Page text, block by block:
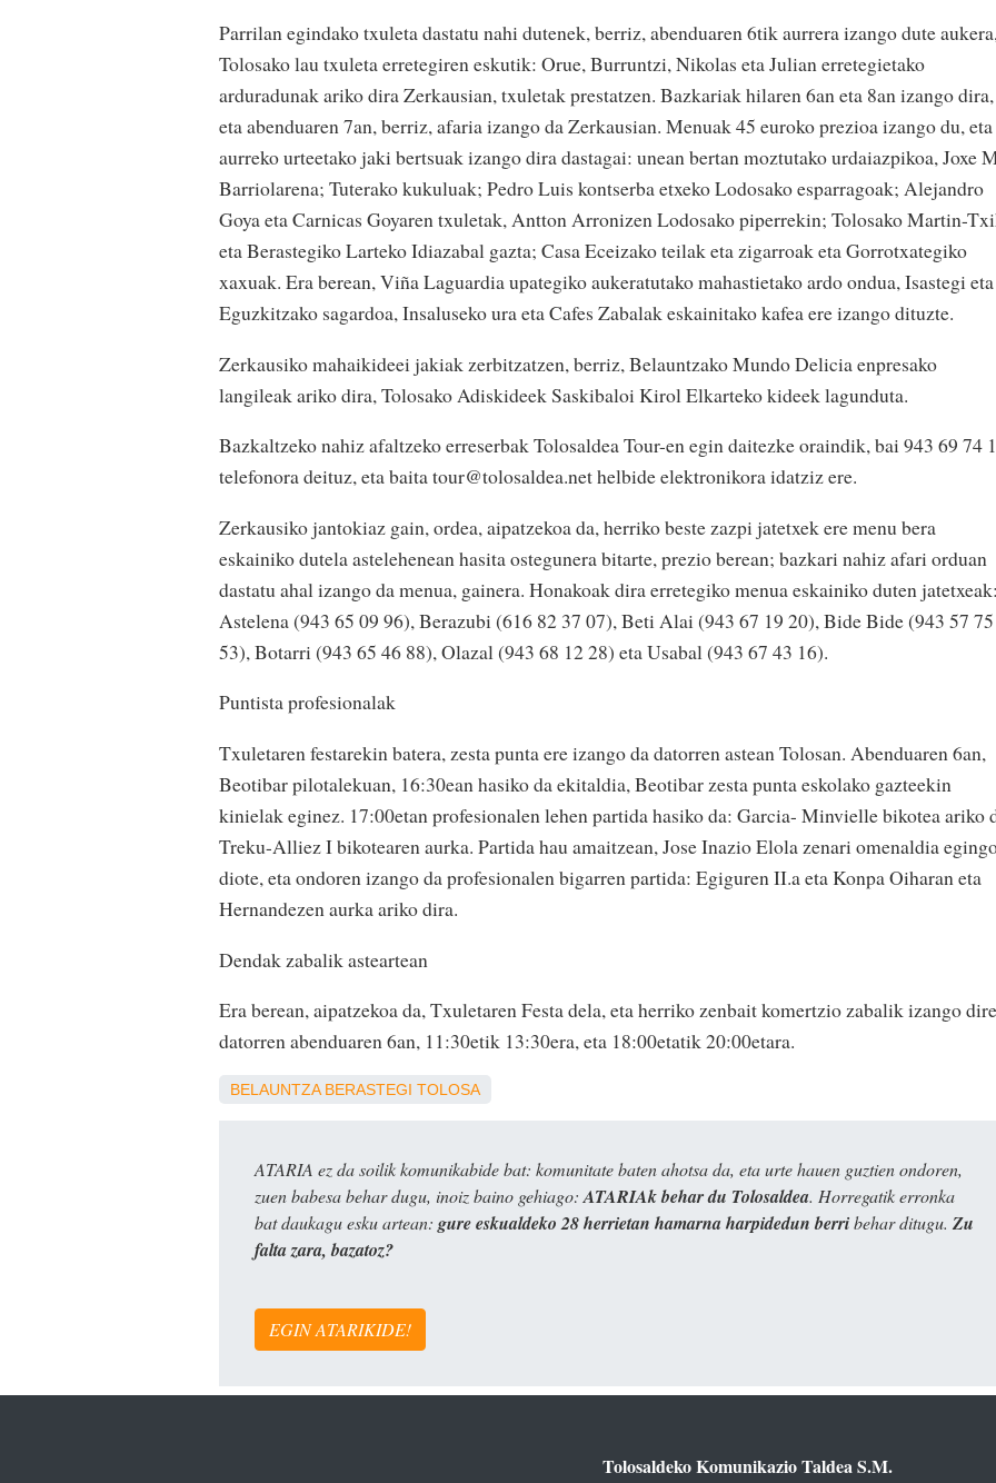
Parrilan egindako txuleta dastatu nahi dutenek, berriz, abenduaren 6tik aurrera izango dute
Tolosako lau txuleta erretegiren eskutik: Orue, Burruntzi, Nikolas eta Julian erretegietako
arduradunak ariko dira Zerkausian, txuletak prestatzen. Bazkariak hilaren 6an eta 8an izango dira,
eta abenduaren 7an, berriz, afaria izango da Zerkausian. Menuak 45 euroko prezioa izango du, eta
aurreko urteetako jaki bertsuak izango dira dastagai: unean bertan moztutako urdaiazpikoa, Joxe
Barriolarena; Tuterako kukuluak; Pedro Luis kontserba etxeko Lodosako esparragoak; Alejandro
Goya eta Carnicas Goyaren txuletak, Antton Arronizen Lodosako piperrekin; Tolosako Martin-
eta Berastegiko Larteko Idiazabal gazta; Casa Eceizako teilak eta zigarroak eta Gorrotxategiko
xaxuak. Era berean, Viña Laguardia upategiko aukeratutako mahastietako ardo ondua, Isastegi eta
Eguzkitzako sagardoa, Insaluseko ura eta Cafes Zabalak eskainitako kafea ere izango dituzte.
Zerkausiko mahaikideei jakiak zerbitzatzen, berriz, Belauntzako Mundo Delicia enpresako
langileak ariko dira, Tolosako Adiskideek Saskibaloi Kirol Elkarteko kideek lagunduta.
Bazkaltzeko nahiz afaltzeko erreserbak Tolosaldea Tour-en egin daitezke oraindik, bai 943 69 74
telefonora deituz, eta baita tour@tolosaldea.net helbide elektronikora idatziz ere.
Zerkausiko jantokiaz gain, ordea, aipatzekoa da, herriko beste zazpi jatetxek ere menu bera
eskainiko dutela astelehenean hasita ostegunera bitarte, prezio berean; bazkari nahiz afari orduan
dastatu ahal izango da menua, gainera. Honakoak dira erretegiko menua eskainiko duten jatetxeak:
Astelena (943 65 09 96), Berazubi (616 82 37 07), Beti Alai (943 67 19 20), Bide Bide (943 57 75
53), Botarri (943 65 46 88), Olazal (943 68 12 28) eta Usabal (943 67 43 16).
Puntista profesionalak
Txuletaren festarekin batera, zesta punta ere izango da datorren astean Tolosan. Abenduaren 6an,
Beotibar pilotalekuan, 16:30ean hasiko da ekitaldia, Beotibar zesta punta eskolako gazteekin
kinielak eginez. 17:00etan profesionalen lehen partida hasiko da: Garcia- Minvielle bikotea ariko
Treku-Alliez I bikotearen aurka. Partida hau amaitzean, Jose Inazio Elola zenari omenaldia
diote, eta ondoren izango da profesionalen bigarren partida: Egiguren II.a eta Konpa Oiharan eta
Hernandezen aurka ariko dira.
Dendak zabalik asteartean
Era berean, aipatzekoa da, Txuletaren Festa dela, eta herriko zenbait komertzio zabalik izango
datorren abenduaren 6an, 11:30etik 13:30era, eta 18:00etatik 20:00etara.
BELAUNTZA BERASTEGI TOLOSA
ATARIA ez da soilik komunikabide bat: komunitate baten ahotsa da, eta urte hauen guztien ondoren,
zuen babesa behar dugu, inoiz baino gehiago: ATARIAk behar du Tolosaldea. Horregatik erronka
bat daukagu esku artean: gure eskualdeko 28 herrietan hamarna harpidedun berribehar ditugu. Zu
falta zara, bazatoz?
EGIN ATARIKIDE!
Tolosaldeko Komunikazio Taldea S.M.